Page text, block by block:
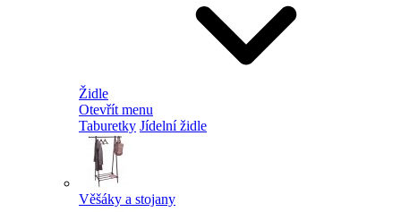
Židle
Otevřít menu
Taburetky Jídelní židle
Věšáky a stojany